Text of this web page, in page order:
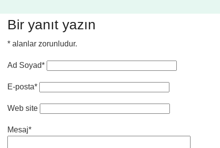
Bir yanıt yazın
* alanlar zorunludur.
Ad Soyad*
E-posta*
Web site
Mesaj*